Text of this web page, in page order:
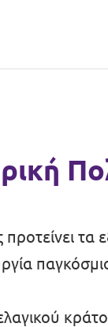
τα